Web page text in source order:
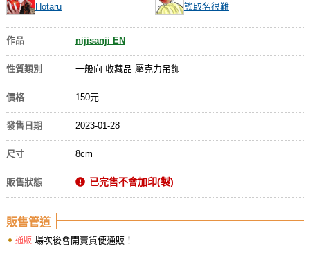
Hotaru 誒取名很難
作品 nijisanji EN
性質類別 一般向 收藏品 壓克力吊飾
價格 150元
發售日期 2023-01-28
尺寸 8cm
販售狀態 已完售不會加印(製)
販售管道
通販場次後會開賣貨便通販！